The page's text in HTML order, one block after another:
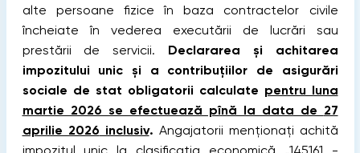
alte persoane fizice în baza contractelor civile
încheiate în vederea executării de lucrări sau
prestării de servicii. Declararea şi achitarea
impozitului unic şi a contribuţiilor de asigurări
sociale de stat obligatorii calculate pentru luna
martie 2026 se efectuează pînă la data de 27
aprilie 2026 inclusiv. Angajatorii menţionaţi achită